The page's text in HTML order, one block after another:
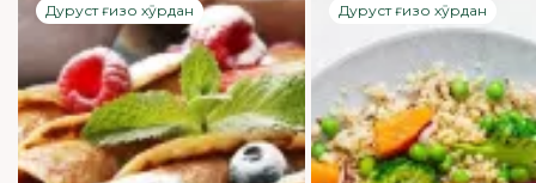
Дуруст ғизо хӯрдан Дуруст ғизо хӯрдан